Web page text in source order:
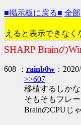
■掲示板に戻る■ 全部
えると表示できなく
SHARP Brainの
608 ： rainb0w ：
>>607
移植するしか
そもそもフレ
BrainのCPUじ